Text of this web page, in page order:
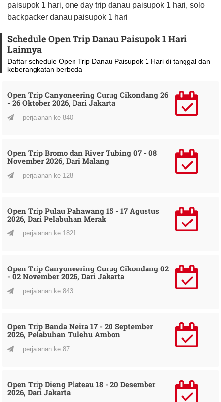
paisupok 1 hari, one day trip danau paisupok 1 hari, solo
backpacker danau paisupok 1 hari
Schedule Open Trip Danau Paisupok 1 Hari
Lainnya
Daftar schedule Open Trip Danau Paisupok 1 Hari di tanggal dan
keberangkatan berbeda
Open Trip Canyoneering Curug Cikondang 26
- 26 Oktober 2026, Dari Jakarta
perjalanan ke 840
Open Trip Bromo dan River Tubing 07 - 08
November 2026, Dari Malang
perjalanan ke 128
Open Trip Pulau Pahawang 15 - 17 Agustus
2026, Dari Pelabuhan Merak
perjalanan ke 1821
Open Trip Canyoneering Curug Cikondang 02
- 02 November 2026, Dari Jakarta
perjalanan ke 843
Open Trip Banda Neira 17 - 20 September
2026, Pelabuhan Tulehu Ambon
perjalanan ke 87
Open Trip Dieng Plateau 18 - 20 Desember
2026, Dari Jakarta